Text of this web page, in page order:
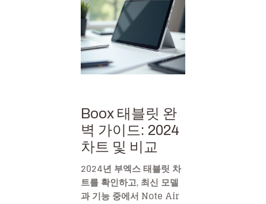
Boox 태블릿 완
벽 가이드: 2024
차트 및 비교
2024년 부엑스 태블릿 차
트를 확인하고, 최신 모델
과 기능 중에서 Note Air